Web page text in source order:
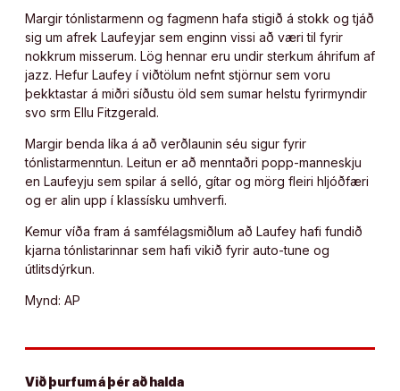
Margir tónlistarmenn og fagmenn hafa stigið á stokk og tjáð
sig um afrek Laufeyjar sem enginn vissi að væri til fyrir
nokkrum misserum. Lög hennar eru undir sterkum áhrifum af
jazz. Hefur Laufey í viðtölum nefnt stjörnur sem voru
þekktastar á miðri síðustu öld sem sumar helstu fyrirmyndir
svo srm Ellu Fitzgerald.
Margir benda líka á að verðlaunin séu sigur fyrir
tónlistarmenntun. Leitun er að menntaðri popp-manneskju
en Laufeyju sem spilar á selló, gítar og mörg fleiri hljóðfæri
og er alin upp í klassísku umhverfi.
Kemur víða fram á samfélagsmiðlum að Laufey hafi fundið
kjarna tónlistarinnar sem hafi vikið fyrir auto-tune og
útlitsdýrkun.
Mynd: AP
Við þurfum á þér að halda